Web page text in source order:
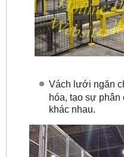
Vách lưới ngăn
hóa, tạo sự
khác nhau.